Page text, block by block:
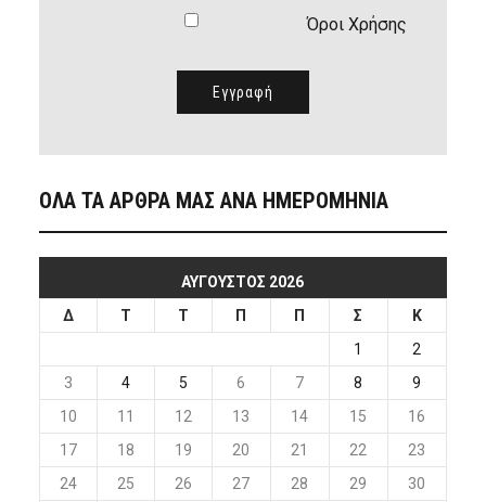
Όροι Χρήσης
ΟΛΑ ΤΑ ΑΡΘΡΑ ΜΑΣ ΑΝΑ ΗΜΕΡΟΜΗΝΙΑ
ΑΎΓΟΥΣΤΟΣ 2026
Δ
Τ Τ Π Π Σ
Κ
1
2
3
4 5 6 7 8
9
10
11 12 13 14 15
16
17
18 19 20 21 22
23
24
25 26 27 28 29 30